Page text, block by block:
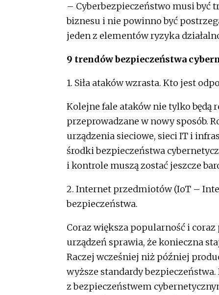
– Cyberbezpieczeństwo musi być
biznesu i nie powinno być
jeden z elementów ryzyka
9 trendów bezpieczeństwa
1. Siła ataków wzrasta. Kto jest
Kolejne fale ataków nie tylko będą
przeprowadzane w nowy sposób.
urządzenia sieciowe, sieci IT i
środki bezpieczeństwa
i kontrole muszą zostać jeszcze
2. Internet przedmiotów (IoT –
bezpieczeństwa.
Coraz większa popularność i
urządzeń sprawia, że konieczna
Raczej wcześniej niż później
wyższe standardy
z bezpieczeństwem